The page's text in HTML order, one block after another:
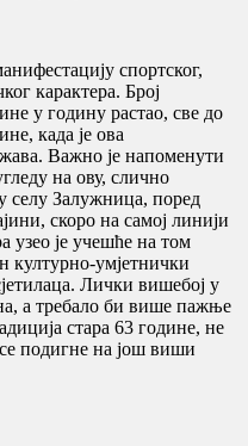
спортског,
карактера. Број
у годину растао, све до
када је ова
Важно је напоменути
на ову, слично
селу Залужница, поред
скоро на самој линији
узео је учешће на том
културно-умјетнички
Лички вишебој у
а требало би више пажње
стара 63 године, не
подигне на још виши